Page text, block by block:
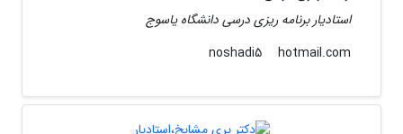
استادیار برنامه ریزی درسی دانشگاه یاسوج
hotmail.com